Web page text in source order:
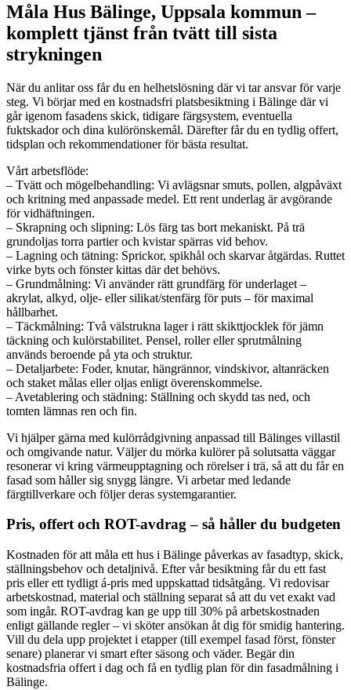
Måla Hus Bälinge, Uppsala kommun –
komplett tjänst från tvätt till sista
strykningen
När du anlitar oss får du en helhetslösning där vi tar ansvar för varje
steg. Vi börjar med en kostnadsfri platsbesiktning i Bälinge där vi
går igenom fasadens skick, tidigare färgsystem, eventuella
fuktskador och dina kulörönskemål. Därefter får du en tydlig offert,
tidsplan och rekommendationer för bästa resultat.
Vårt arbetsflöde:
– Tvätt och mögelbehandling: Vi avlägsnar smuts, pollen, algpåväxt
och kritning med anpassade medel. Ett rent underlag är avgörande
för vidhäftningen.
– Skrapning och slipning: Lös färg tas bort mekaniskt. På trä
grundoljas torra partier och kvistar spärras vid behov.
– Lagning och tätning: Sprickor, spikhål och skarvar åtgärdas. Ruttet
virke byts och fönster kittas där det behövs.
– Grundmålning: Vi använder rätt grundfärg för underlaget –
akrylat, alkyd, olje- eller silikat/stenfärg för puts – för maximal
hållbarhet.
– Täckmålning: Två välstrukna lager i rätt skikttjocklek för jämn
täckning och kulörstabilitet. Pensel, roller eller sprutmålning
används beroende på yta och struktur.
– Detaljarbete: Foder, knutar, hängrännor, vindskivor, altanräcken
och staket målas eller oljas enligt överenskommelse.
– Avetablering och städning: Ställning och skydd tas ned, och
tomten lämnas ren och fin.
Vi hjälper gärna med kulörrådgivning anpassad till Bälinges villastil
och omgivande natur. Väljer du mörka kulörer på solutsatta väggar
resonerar vi kring värmeupptagning och rörelser i trä, så att du får en
fasad som håller sig snygg längre. Vi arbetar med ledande
färgtillverkare och följer deras systemgarantier.
Pris, offert och ROT-avdrag – så håller du budgeten
Kostnaden för att måla ett hus i Bälinge påverkas av fasadtyp, skick,
ställningsbehov och detaljnivå. Efter vår besiktning får du ett fast
pris eller ett tydligt á-pris med uppskattad tidsåtgång. Vi redovisar
arbetskostnad, material och ställning separat så att du vet exakt vad
som ingår. ROT-avdrag kan ge upp till 30% på arbetskostnaden
enligt gällande regler – vi sköter ansökan åt dig för smidig hantering.
Vill du dela upp projektet i etapper (till exempel fasad först, fönster
senare) planerar vi smart efter säsong och väder. Begär din
kostnadsfria offert i dag och få en tydlig plan för din fasadmålning i
Bälinge.